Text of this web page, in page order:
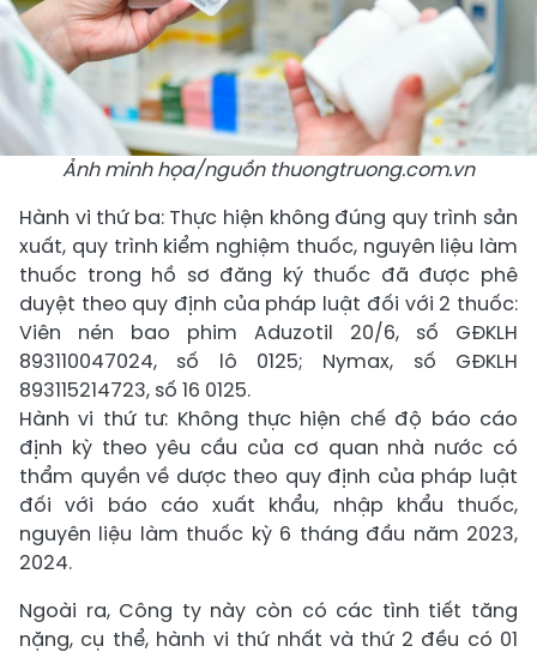
Ảnh minh họa/nguồn thuongtruong.com.vn
Hành vi thứ ba: Thực hiện không đúng quy trình sản
xuất, quy trình kiểm nghiệm thuốc, nguyên liệu làm
thuốc trong hồ sơ đăng ký thuốc đã được phê
duyệt theo quy định của pháp luật đối với 2 thuốc:
Viên nén bao phim Aduzotil 20/6, số GĐKLH
893110047024, số lô 0125; Nymax, số GĐKLH
893115214723, số 16 0125.
Hành vi thứ tư: Không thực hiện chế độ báo cáo
định kỳ theo yêu cầu của cơ quan nhà nước có
thẩm quyền về dược theo quy định của pháp luật
đối với báo cáo xuất khẩu, nhập khẩu thuốc,
nguyên liệu làm thuốc kỳ 6 tháng đầu năm 2023,
2024.
Ngoài ra, Công ty này còn có các tình tiết tăng
nặng, cụ thể, hành vi thứ nhất và thứ 2 đều có 01